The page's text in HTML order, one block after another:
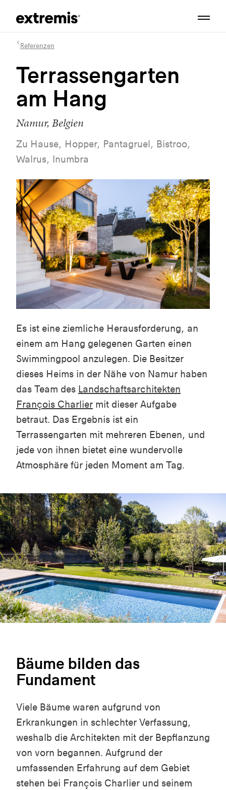
Referenzen
Terrassengarten
am Hang
Namur, Belgien
Zu Hause, Hopper, Pantagruel, Bistroo,
Walrus, Inumbra
Es ist eine ziemliche Herausforderung, an
einem am Hang gelegenen Garten einen
Swimmingpool anzulegen. Die Besitzer
dieses Heims in der Nähe von Namur haben
das Team des Landschaftsarchitekten
François Charlier mit dieser Aufgabe
betraut. Das Ergebnis ist ein
Terrassengarten mit mehreren Ebenen, und
jede von ihnen bietet eine wundervolle
Atmosphäre für jeden Moment am Tag.
Bäume bilden das
Fundament
Viele Bäume waren aufgrund von
Erkrankungen in schlechter Verfassung,
weshalb die Architekten mit der Bepflanzung
von vorn begannen. Aufgrund der
umfassenden Erfahrung auf dem Gebiet
stehen bei François Charlier und seinem